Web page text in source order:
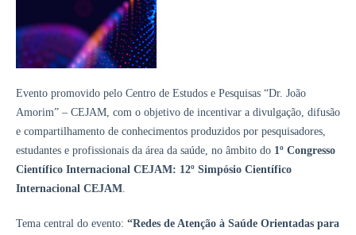
Evento promovido pelo Centro de Estudos e Pesquisas “Dr. João
Amorim” – CEJAM, com o objetivo de incentivar a divulgação, difusão
e compartilhamento de conhecimentos produzidos por pesquisadores,
estudantes e profissionais da área da saúde, no âmbito do 1º Congresso
Científico Internacional CEJAM: 12º Simpósio Científico
Internacional CEJAM.
Tema central do evento: “Redes de Atenção à Saúde Orientadas para